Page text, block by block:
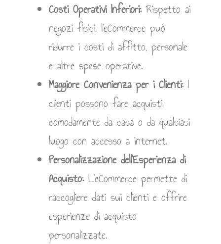
Costi Operativi Inferiori: Rispetto ai
negozi fisici, l’eCommerce può
ridurre i costi di affitto, personale
e altre spese operative.
Maggiore Convenienza per i Clienti: I
clienti possono fare acquisti
comodamente da casa o da qualsiasi
luogo con accesso a internet.
Personalizzazione dell’Esperienza di
Acquisto: L’eCommerce permette di
raccogliere dati sui clienti e offrire
esperienze di acquisto
personalizzate.